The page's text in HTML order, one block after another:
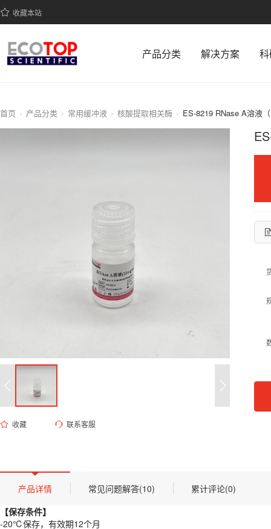
收藏本站
产品分类 解决方案
首页 产品分类 常用缓冲液 核酸提取相关酶 ES-8219 RNase A溶液
收藏 联系客服
产品描述
【保存条件】
-20℃保存，有效期12个月
【概述】
产品详情 常见问题解答(10)
累计评论(0)
【保存条件】
-20℃保存，有效期12个月